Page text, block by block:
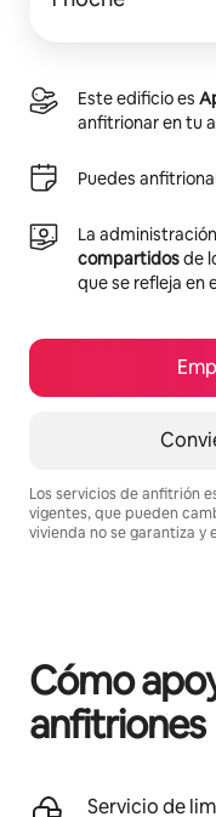
Este edificio es
anfitrionar en tu
Puedes
La
compartidosde
que se refleja en
Los servicios de anfitrión
vigentes, que pueden
vivienda no se garantiza y
Cómo
anfitriones
Servicio de